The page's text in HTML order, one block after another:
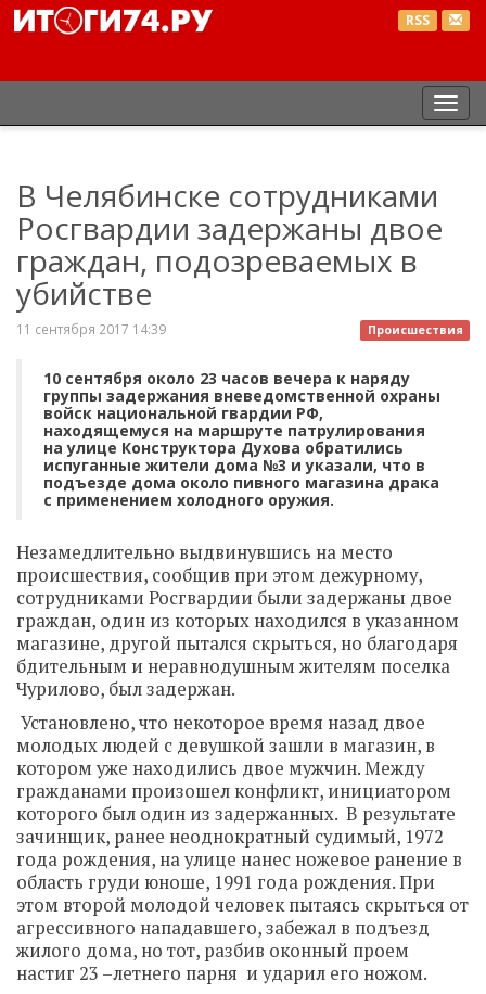
RSS
В Челябинске сотрудниками
Росгвардии задержаны двое
граждан, подозреваемых в
убийстве
Происшествия
11 сентября 2017 14:39
10 сентября около 23 часов вечера к наряду
группы задержания вневедомственной охраны
войск национальной гвардии РФ,
находящемуся на маршруте патрулирования
на улице Конструктора Духова обратились
испуганные жители дома №3 и указали, что в
подъезде дома около пивного магазина драка
с применением холодного оружия.
Незамедлительно выдвинувшись на место
происшествия, сообщив при этом дежурному,
сотрудниками Росгвардии были задержаны двое
граждан, один из которых находился в указанном
магазине, другой пытался скрыться, но благодаря
бдительным и неравнодушным жителям поселка
Чурилово, был задержан.
Установлено, что некоторое время назад двое
молодых людей с девушкой зашли в магазин, в
котором уже находились двое мужчин. Между
гражданами произошел конфликт, инициатором
которого был один из задержанных. В результате
зачинщик, ранее неоднократный судимый, 1972
года рождения, на улице нанес ножевое ранение в
область груди юноше, 1991 года рождения. При
этом второй молодой человек пытаясь скрыться от
агрессивного нападавшего, забежал в подъезд
жилого дома, но тот, разбив оконный проем
настиг 23 –летнего парня и ударил его ножом.